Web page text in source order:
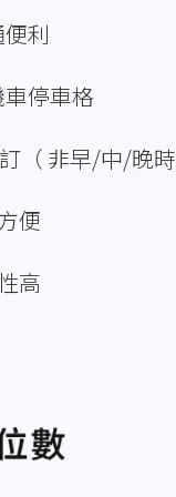
利
停車格
（ 非早/中/晚
便
高